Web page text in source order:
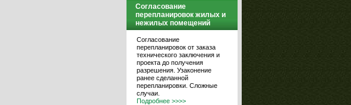
Согласование
перепланировок жилых и
нежилых помещений
Согласование
перепланировок от заказа
технического заключения и
проекта до получения
разрешения. Узаконение
ранее сделанной
перепланировки. Сложные
случаи.
Подробнее >>>>